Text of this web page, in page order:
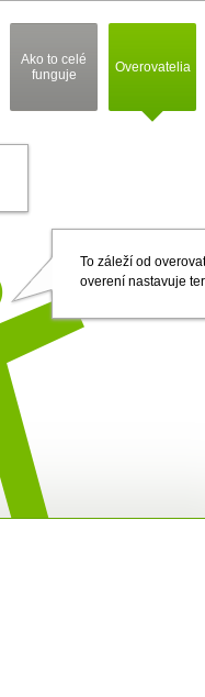
Ako to celé
funguje
Overovatelia
To záleží od
overení nastavuje